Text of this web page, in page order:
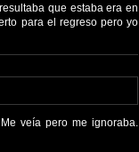
que estaba era en
para el regreso pero yo
veía pero me ignoraba.